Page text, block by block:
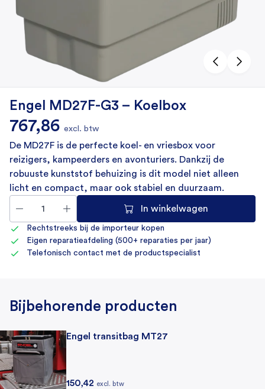
Engel MD27F-G3 – Koelbox
767,86 excl. btw
De MD27F is de perfecte koel- en vriesbox voor
reizigers, kampeerders en avonturiers. Dankzij de
robuuste kunststof behuizing is dit model niet alleen
licht en compact, maar ook stabiel en duurzaam.
In winkelwagen
Rechtstreeks bij de importeur kopen
Eigen reparatieafdeling (500+ reparaties per jaar)
Telefonisch contact met de productspecialist
Bijbehorende producten
Engel transitbag MT27
150,42 excl. btw